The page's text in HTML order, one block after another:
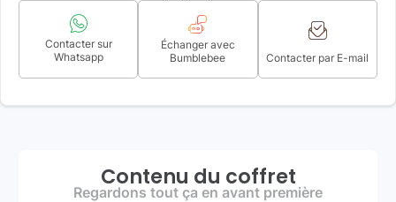
Contacter sur
Whatsapp
Échanger avec
Bumblebee
Contacter par E-mail
Contenu du coffret
Regardons tout ça en avant première